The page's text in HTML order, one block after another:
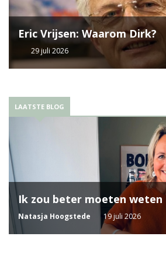
Eric Vrijsen: Waarom Dirk?
29 juli 2026
LAATSTE BLOG
Ik zou beter moeten weten
Natasja Hoogstede 19 juli 2026